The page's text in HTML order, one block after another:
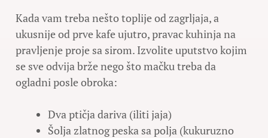
Kada vam treba nešto toplije od zagrljaja, a
ukusnije od prve kafe ujutro, pravac kuhinja na
pravljenje proje sa sirom. Izvolite uputstvo kojim
se sve odvija brže nego što mačku treba da
ogladni posle obroka:
Dva ptičja dariva (iliti jaja)
Šolja zlatnog peska sa polja (kukuruzno